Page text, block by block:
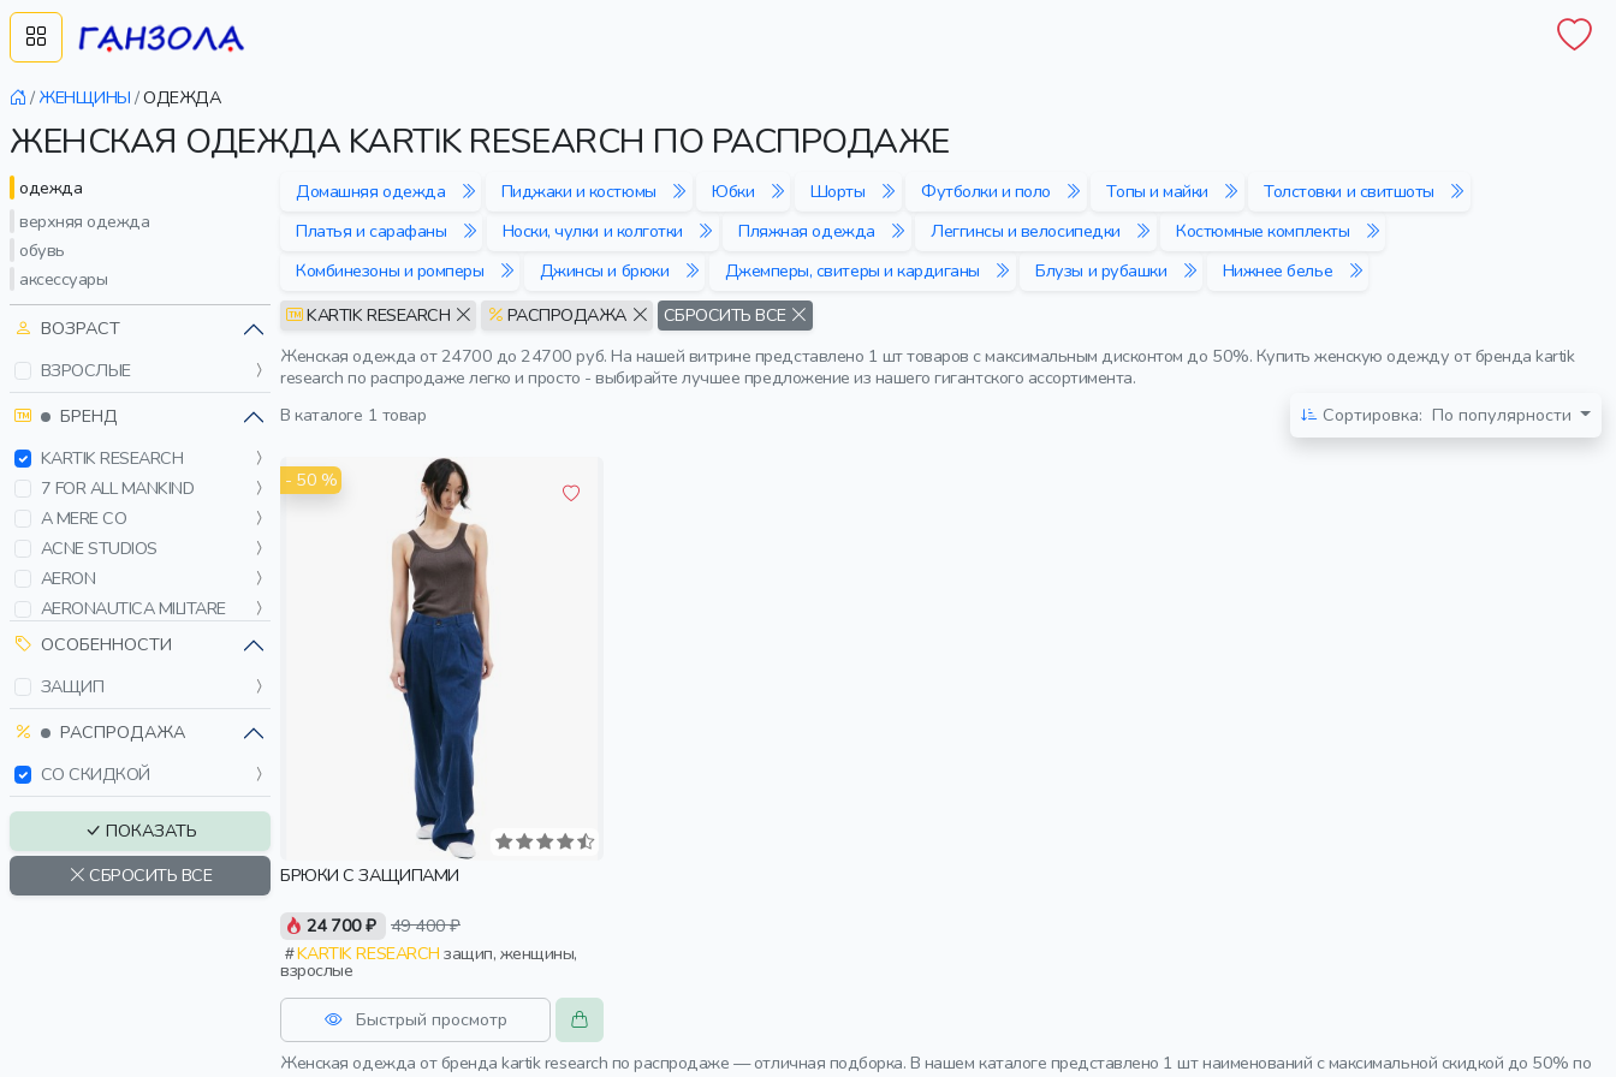
/ ЖЕНЩИНЫ /ОДЕЖДА
ЖЕНСКАЯ ОДЕЖДА KARTIK RESEARCH ПО РАСПРОДАЖЕ
одежда
верхняя одежда
обувь
аксессуары
ВОЗРАСТ
ВЗРОСЛЫЕ
БРЕНД
KARTIK RESEARCH
7 FOR ALL MANKIND
A MERE CO
ACNE STUDIOS
AERON
AERONAUTICA MILITARE
AGNONA
ALAIA
ALBERTA FERRETTI
ALESSANDRA RICH
ALEXANDRE VAUTHIER
ALLUDE
AMI PARIS
ОСОБЕННОСТИ
ЗАЩИП
РАСПРОДАЖА
СО СКИДКОЙ
ПОКАЗАТЬ
СБРОСИТЬ ВСЕ
Домашняя одежда Пиджаки и костюмы Юбки Шорты Футболки и поло Топы и майки
Толстовки и свитшоты
Платья и сарафаны
Носки, чулки и колготки Пляжная одежда Леггинсы и велосипедки
Костюмные комплекты
Комбинезоны и ромперы
Джинсы и брюки Джемперы, свитеры и кардиганы Блузы и рубашки
Нижнее белье
KARTIK RESEARCH
РАСПРОДАЖА
СБРОСИТЬ ВСЕ
Женская одежда от 24700 до 24700 руб. На нашей витрине представлено 1 шт товаров с максимальным дисконтом до 50%. Купить женскую одежду от бренда kartik
research по распродаже легко и просто - выбирайте лучшее предложение из нашего гигантского ассортимента.
В каталоге 1 товар Сортировка: По популярности
- 50 %
БРЮКИ С ЗАЩИПАМИ
24 700 ₽ 49 400 ₽
KARTIK RESEARCH защип, женщины,
взрослые
Быстрый просмотр
Женская одежда от бренда kartik research по распродаже — отличная подборка. В нашем каталоге представлено 1 шт наименований с максимальной скидкой до 50% по